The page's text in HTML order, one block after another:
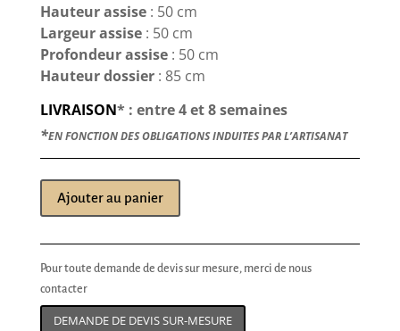
Hauteur assise: 50 cm
Largeur assise: 50 cm
Profondeur assise: 50 cm
Hauteur dossier: 85 cm
LIVRAISON* : entre 4 et 8 semaines
*EN FONCTION DES OBLIGATIONS INDUITES PAR L’ARTISANAT
Ajouter au panier
Pour toute demande de devis sur mesure, merci de nous
contacter
DEMANDE DE DEVIS SUR-MESURE